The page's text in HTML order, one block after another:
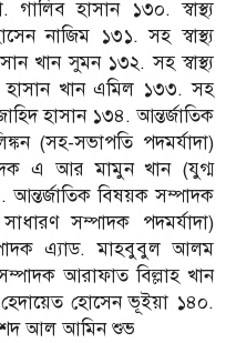
গালিব হাসান ১৩০. স্বাস্থ্য
নাজিম ১৩১. সহ স্বাস্থ্য
খান সুমন ১৩২. সহ স্বাস্থ্য
খান এমিল ১৩৩. সহ
হাসান ১৩৪. আন্তর্জাতিক
(সহ-সভাপতি পদমর্যাদা)
এ আর মামুন খান (যুগ্ম
আন্তর্জাতিক বিষয়ক সম্পাদক
সম্পাদক পদমর্যাদা)
এ্যাড. মাহবুবুল আলম
আরাফাত বিল্লাহ খান
হোসেন ভূইয়া ১৪০.
আল আমিন শুভ